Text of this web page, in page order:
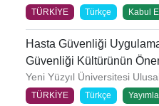
TÜRKİYE Türkçe Kabul
Hasta Güvenliği
Güvenliği Kültürünün
Yeni Yüzyıl Üniversitesi
TÜRKİYE Türkçe